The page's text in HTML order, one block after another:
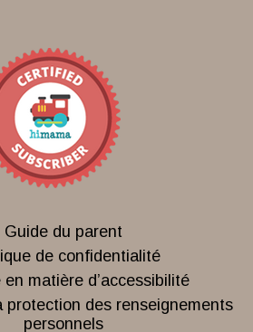
Guide du parent
de confidentialité
en matière d’accessibilité
protection des renseignements
personnels